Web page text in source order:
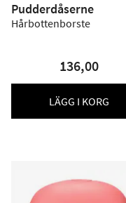
Pudderdåserne
Hårbottenborste
136,00
LÄGG I KORG